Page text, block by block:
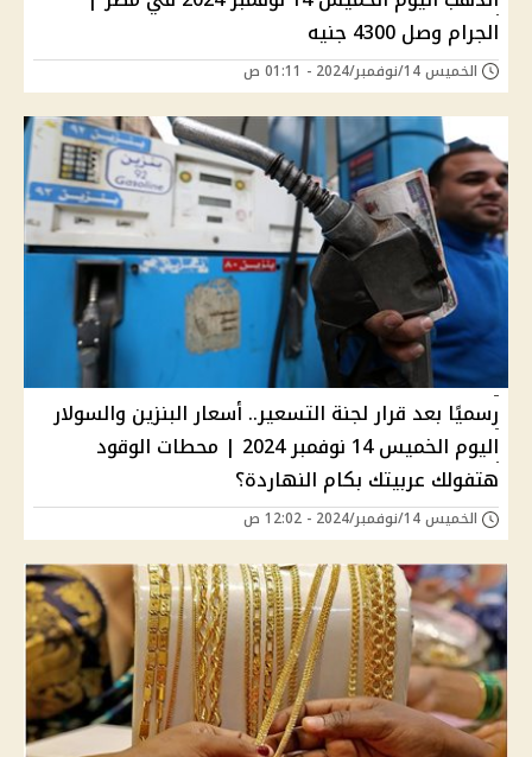
الجرام وصل 4300 جنيه
الخميس 14/نوفمبر/2024 - 01:11 ص
رسميًا بعد قرار لجنة التسعير.. أسعار البنزين والسولار
اليوم الخميس 14 نوفمبر 2024 | محطات الوقود
هتفولك عربيتك بكام النهاردة؟
الخميس 14/نوفمبر/2024 - 12:02 ص